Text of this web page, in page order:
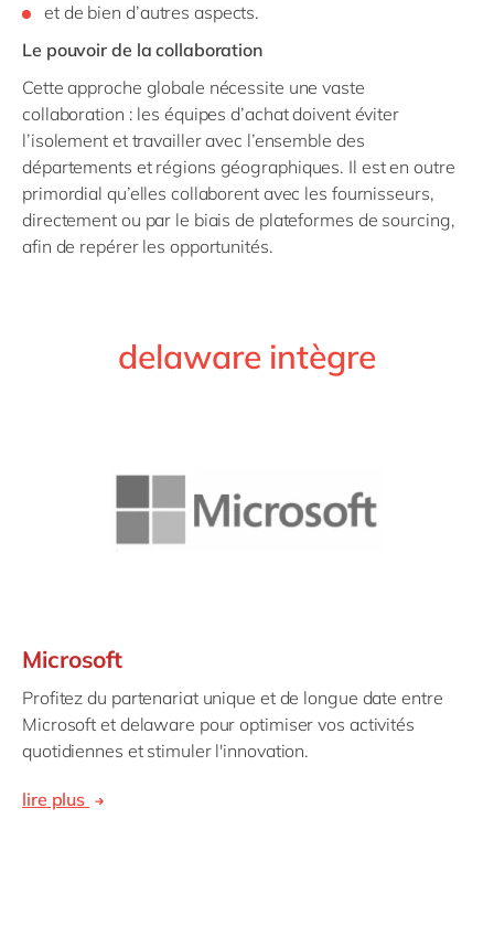
et de bien d’autres aspects.
Le pouvoir de la collaboration
Cette approche globale nécessite une vaste
collaboration : les équipes d’achat doivent éviter
l’isolement et travailler avec l’ensemble des
départements et régions géographiques. Il est en outre
primordial qu’elles collaborent avec les fournisseurs,
directement ou par le biais de plateformes de sourcing,
afin de repérer les opportunités.
delaware intègre
Microsoft
Profitez du partenariat unique et de longue date entre
Microsoft et delaware pour optimiser vos activités
quotidiennes et stimuler l'innovation.
lire plus